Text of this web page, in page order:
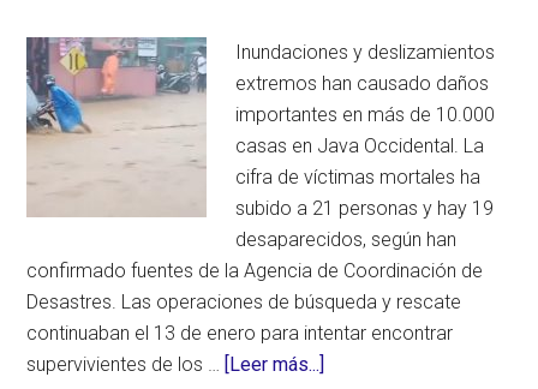
Inundaciones y deslizamientos
extremos han causado daños
importantes en más de 10.000
casas en Java Occidental. La
cifra de víctimas mortales ha
subido a 21 personas y hay 19
desaparecidos, según han
confirmado fuentes de la Agencia de Coordinación de
Desastres. Las operaciones de búsqueda y rescate
continuaban el 13 de enero para intentar encontrar
supervivientes de los … [Leer más...]